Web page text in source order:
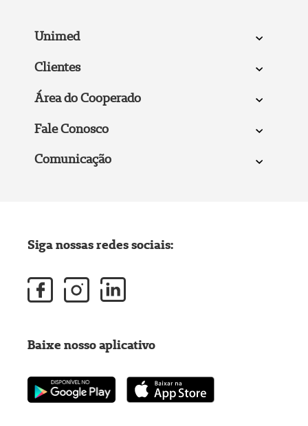
Unimed
Clientes
Área do Cooperado
Fale Conosco
Comunicação
Siga nossas redes sociais:
Baixe nosso aplicativo